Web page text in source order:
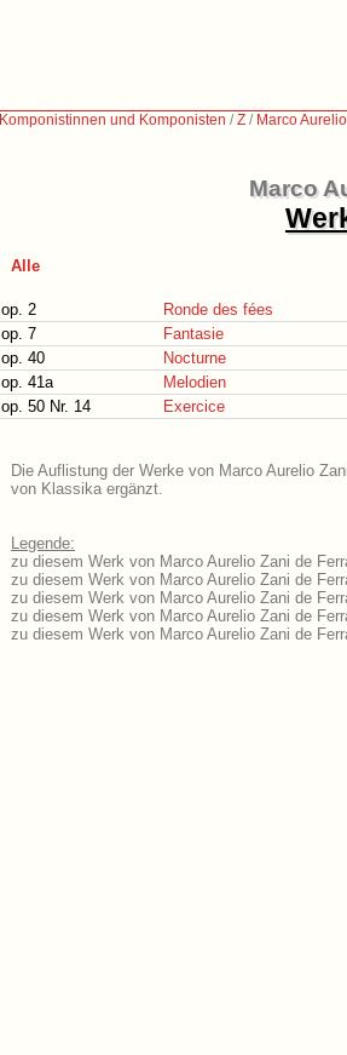
Komponistinnen und Komponisten /Z / Marco
Marco
Alle
op. 2
Ronde des fées
op. 7
Fantasie
op. 40
Nocturne
op. 41a
Melodien
op. 50 Nr. 14
Exercice
Die Auflistung der Werke von Marco Aurelio
von Klassika ergänzt.
Legende:
zu diesem Werk von Marco Aurelio Zani de
zu diesem Werk von Marco Aurelio Zani de
zu diesem Werk von Marco Aurelio Zani de
zu diesem Werk von Marco Aurelio Zani de
zu diesem Werk von Marco Aurelio Zani de